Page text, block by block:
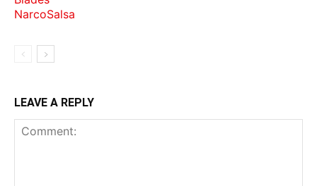
LEAVE A REPLY